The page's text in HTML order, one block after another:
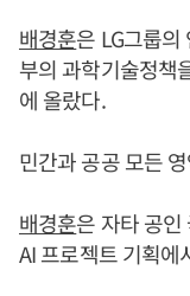
배경훈은 LG그룹의
부의 과학기술정책
에 올랐다.
민간과 공공 모든
배경훈은 자타 공인
AI 프로젝트 기획에